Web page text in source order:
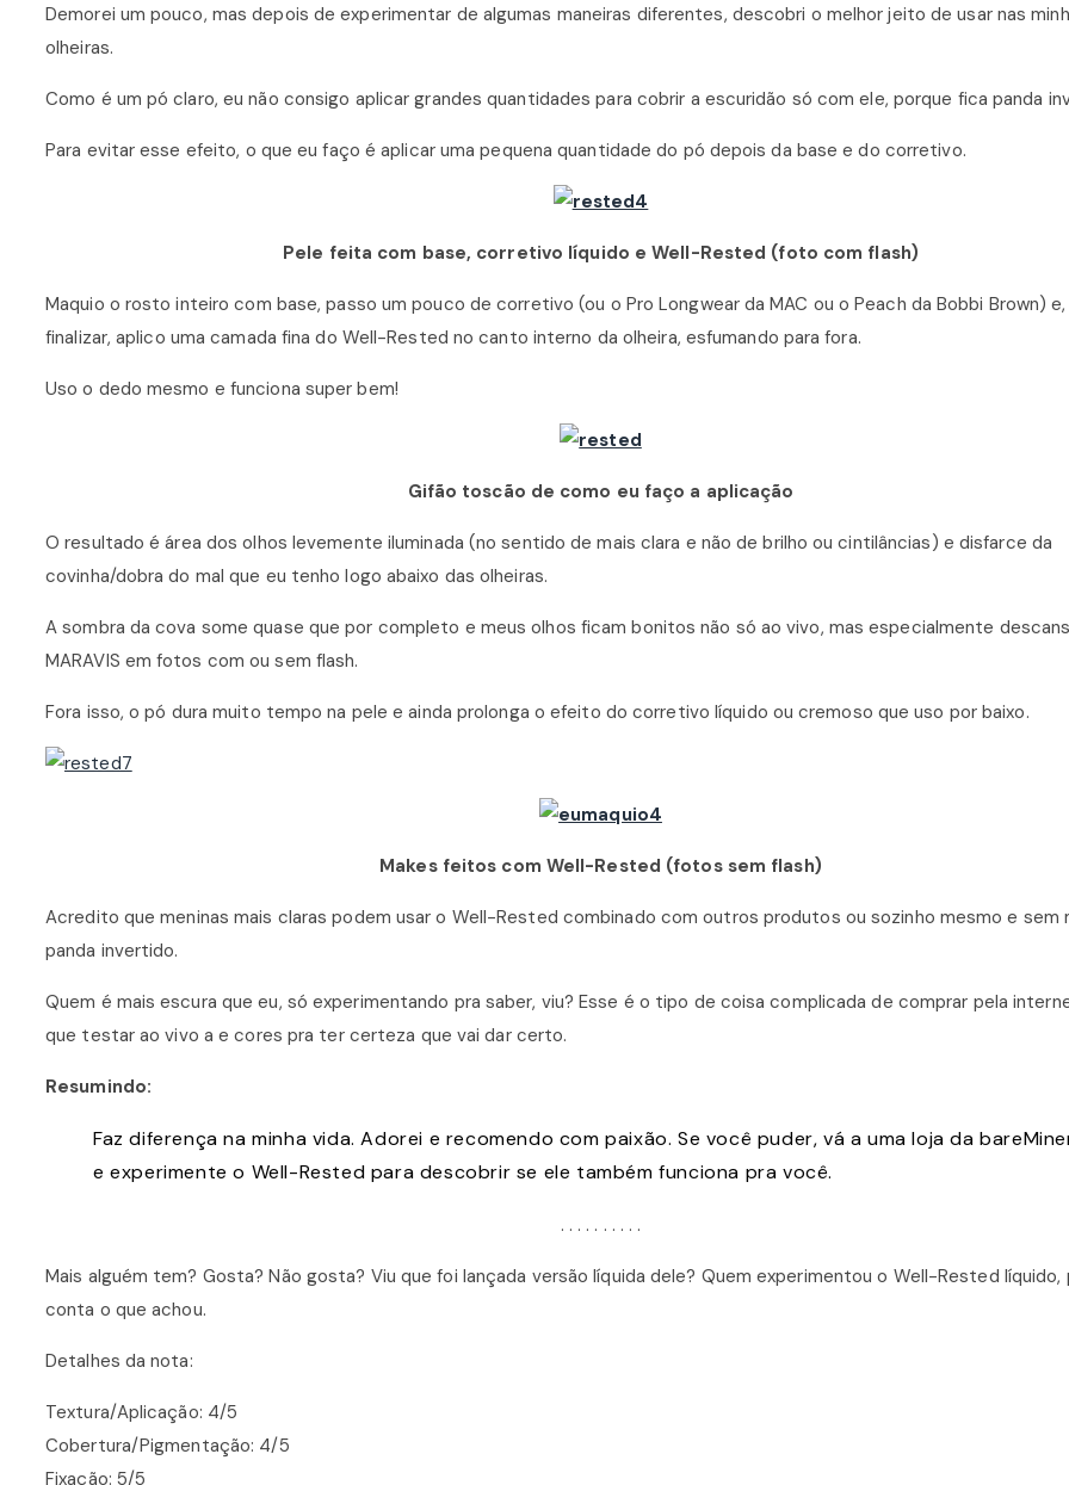
Demorei um pouco, mas depois de experimentar de algumas maneiras diferentes, descobri o melhor jeito de usar nas
olheiras.
Como é um pó claro, eu não consigo aplicar grandes quantidades para cobrir a escuridão só com ele, porque fica panda
Para evitar esse efeito, o que eu faço é aplicar uma pequena quantidade do pó depois da base e do corretivo.
Pele feita com base, corretivo líquido e Well-Rested (foto com flash)
Maquio o rosto inteiro com base, passo um pouco de corretivo (ou o Pro Longwear da MAC ou o Peach da Bobbi Brown)
finalizar, aplico uma camada fina do Well-Rested no canto interno da olheira, esfumando para fora.
Uso o dedo mesmo e funciona super bem!
Gifão toscão de como eu faço a aplicação
O resultado é área dos olhos levemente iluminada (no sentido de mais clara e não de brilho ou cintilâncias) e disfarce da
covinha/dobra do mal que eu tenho logo abaixo das olheiras.
A sombra da cova some quase que por completo e meus olhos ficam bonitos não só ao vivo, mas especialmente
MARAVIS em fotos com ou sem flash.
Fora isso, o pó dura muito tempo na pele e ainda prolonga o efeito do corretivo líquido ou cremoso que uso por baixo.
Makes feitos com Well-Rested (fotos sem flash)
Acredito que meninas mais claras podem usar o Well-Rested combinado com outros produtos ou sozinho mesmo e sem
panda invertido.
Quem é mais escura que eu, só experimentando pra saber, viu? Esse é o tipo de coisa complicada de comprar pela
que testar ao vivo a e cores pra ter certeza que vai dar certo.
Resumindo:
Faz diferença na minha vida. Adorei e recomendo com paixão. Se você puder, vá a uma loja da
e experimente o Well-Rested para descobrir se ele também funciona pra você.
. . . . . . . . . .
Mais alguém tem? Gosta? Não gosta? Viu que foi lançada versão líquida dele? Quem experimentou o Well-Rested líquido,
conta o que achou.
Detalhes da nota:
Textura/Aplicação: 4/5
Cobertura/Pigmentação: 4/5
Fixação: 5/5